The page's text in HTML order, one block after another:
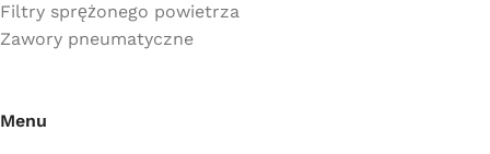
Filtry sprężonego powietrza
Zawory pneumatyczne
Menu